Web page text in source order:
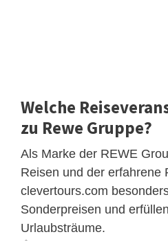
Welche
zu Rewe Gruppe?
Als Marke der REWE
Reisen und der erfahrene
clevertours.com
Sonderpreisen und
Urlaubsträume.